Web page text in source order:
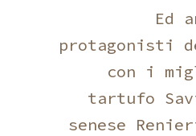
Ed
protagonisti
con i
tartufo
senese